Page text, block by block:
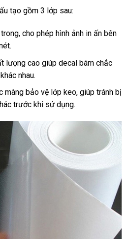
tạo gồm 3 lớp sau:
cho phép hình ảnh in ấn bên
lượng cao giúp decal bám chắc
nhau.
màng bảo vệ lớp keo, giúp tránh bị
trước khi sử dụng.